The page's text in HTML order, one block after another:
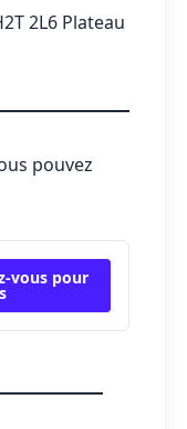
2L6 Plateau
pouvez
vous pour